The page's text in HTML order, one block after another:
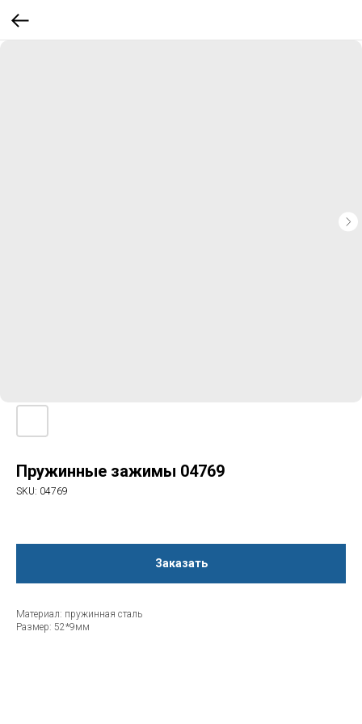
Пружинные зажимы 04769
SKU: 04769
Заказать
Материал: пружинная сталь
Размер: 52*9мм